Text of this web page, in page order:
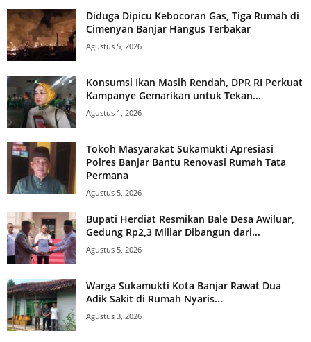
Diduga Dipicu Kebocoran Gas, Tiga Rumah di
Cimenyan Banjar Hangus Terbakar
Agustus 5, 2026
Konsumsi Ikan Masih Rendah, DPR RI Perkuat
Kampanye Gemarikan untuk Tekan...
Agustus 1, 2026
Tokoh Masyarakat Sukamukti Apresiasi
Polres Banjar Bantu Renovasi Rumah Tata
Permana
Agustus 5, 2026
Bupati Herdiat Resmikan Bale Desa Awiluar,
Gedung Rp2,3 Miliar Dibangun dari...
Agustus 5, 2026
Warga Sukamukti Kota Banjar Rawat Dua
Adik Sakit di Rumah Nyaris...
Agustus 3, 2026